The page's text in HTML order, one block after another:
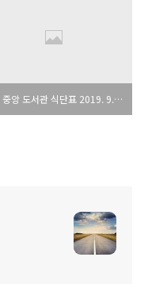
국립 중앙 도서관 식단표 2019. 9. 30